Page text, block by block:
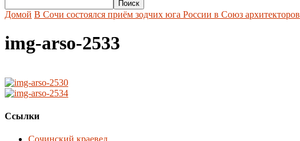
Домой В Сочи состоялся приём зодчих юга России в Союз архитекторов
img-arso-2533
Ссылки